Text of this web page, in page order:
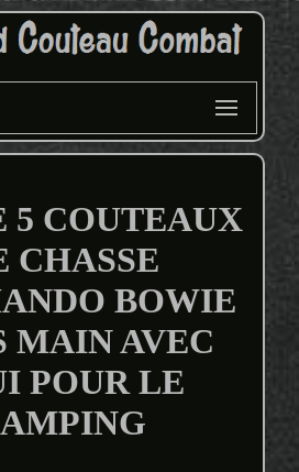
5 COUTEAUX
CHASSE
BOWIE
MAIN AVEC
POUR LE